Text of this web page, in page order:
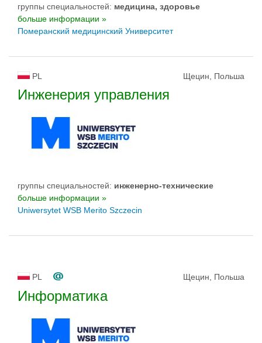
группы специальностей: медицина, здоровье
больше информации »
Померанский медицинский Университет
PL Щецин, Польша
Инженерия управления
группы специальностей: инженерно-техническиe
больше информации »
Uniwersytet WSB Merito Szczecin
PL Щецин, Польша
Информатика